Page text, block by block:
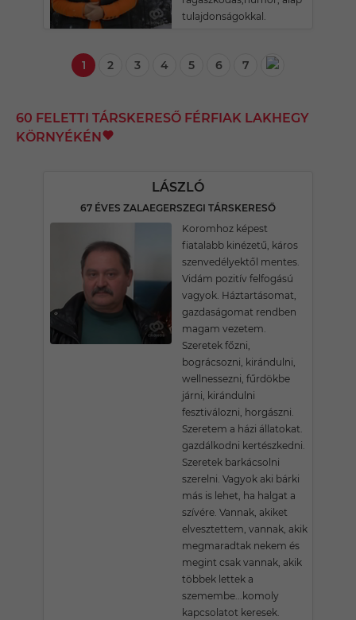
tulajdonságokkal.
1 2 3 4 5 6 7
60 FELETTI TÁRSKERESŐ FÉRFIAK LAKHEGY
KÖRNYÉKÉN
LÁSZLÓ
67 ÉVES ZALAEGERSZEGI TÁRSKERESŐ
Koromhoz képest
fiatalabb kinézetű, káros
szenvedélyektől mentes.
Vidám pozitív felfogású
vagyok. Háztartásomat,
gazdaságomat rendben
magam vezetem.
Szeretek főzni,
bográcsozni, kirándulni,
wellnessezni, fűrdökbe
járni, kirándulni
fesztiválozni, horgászni.
Szeretem a házi állatokat.
gazdálkodni kertészkedni.
Szeretek barkácsolni
szerelni. Vagyok aki bárki
más is lehet, ha halgat a
szívére. Vannak, akiket
elvesztettem, vannak, akik
megmaradtak nekem és
megint csak vannak, akik
többek lettek a
szemembe...komoly
kapcsolatot keresek.